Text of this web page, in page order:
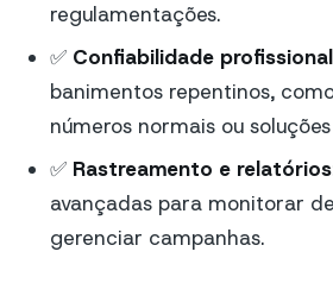
regulamentações.
✅ Confiabilidade profissional
banimentos repentinos,
números normais ou
✅ Rastreamento e relatórios
avançadas para monitorar
gerenciar campanhas.